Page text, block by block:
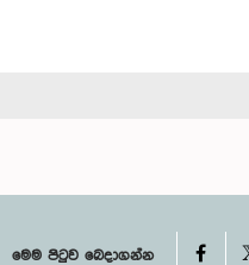
මෙම පිටුව බෙදාගන්න